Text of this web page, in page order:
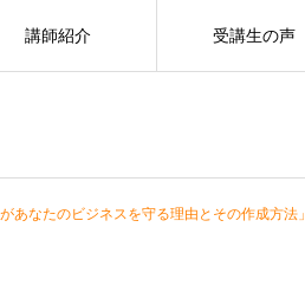
講師紹介 受講生の声
あなたのビジネスを守る理由とその作成方法」